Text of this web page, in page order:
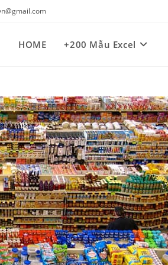
HOME +200 Mẫu Excel